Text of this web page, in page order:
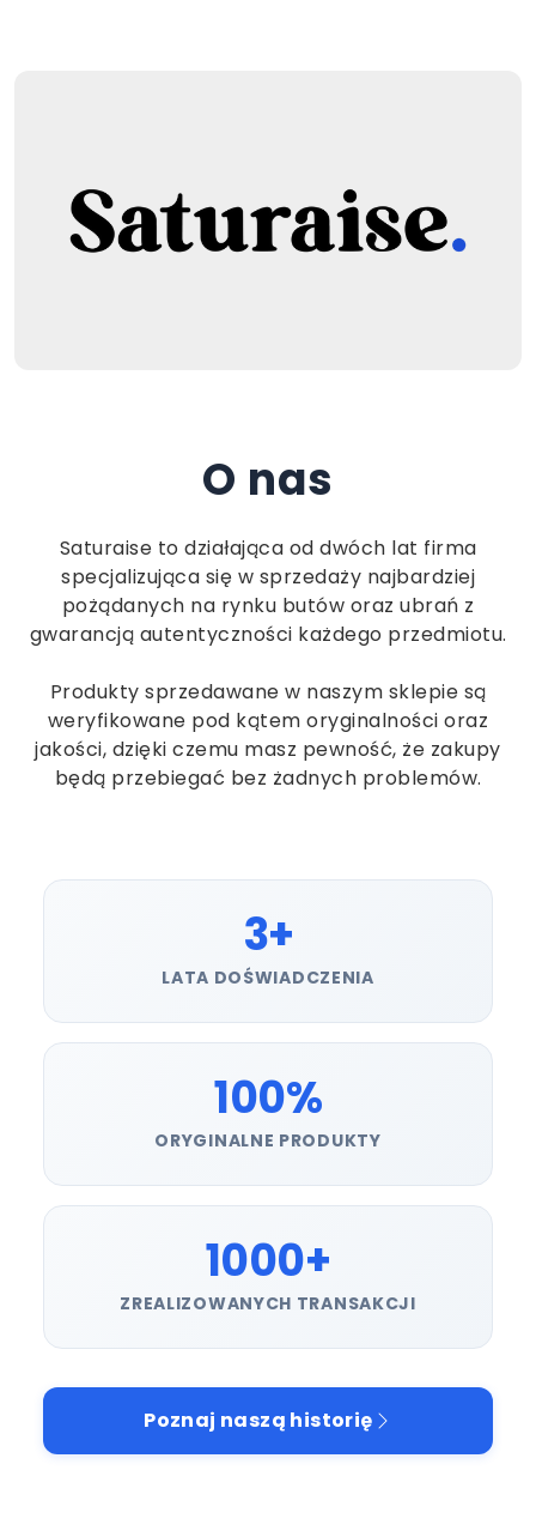
O nas
Saturaise to działająca od dwóch lat firma
specjalizująca się w sprzedaży najbardziej
pożądanych na rynku butów oraz ubrań z
gwarancją autentyczności każdego przedmiotu.
Produkty sprzedawane w naszym sklepie są
weryfikowane pod kątem oryginalności oraz
jakości, dzięki czemu masz pewność, że zakupy
będą przebiegać bez żadnych problemów.
3+
LATA DOŚWIADCZENIA
100%
ORYGINALNE PRODUKTY
1000+
ZREALIZOWANYCH TRANSAKCJI
Poznaj naszą historię